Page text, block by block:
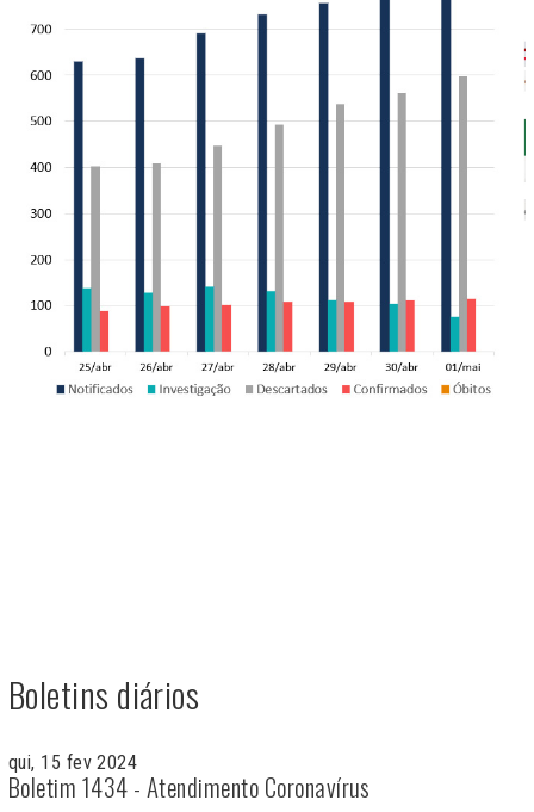
Boletins diários
qui, 15 fev 2024
Boletim 1434 - Atendimento Coronavírus